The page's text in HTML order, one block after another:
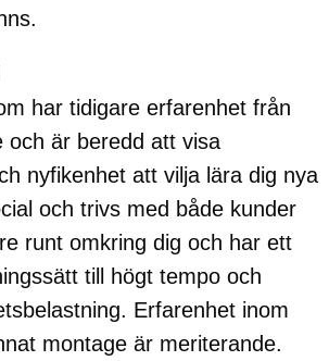
har tidigare erfarenhet från
och är beredd att visa
nyfikenhet att vilja lära dig nya
och trivs med både kunder
runt omkring dig och har ett
till högt tempo och
Erfarenhet inom
montage är meriterande.